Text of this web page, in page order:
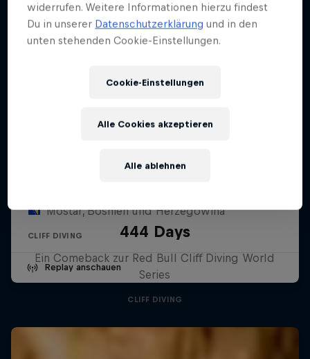
Mostar, Bosnien und Herzegowina
CLIFF DIVING
Replay anschauen
444 Days
Ein Comeback zur Red Bull Cliff Diving World
Series
CLIFF DIVING
widerrufen. Weitere Informationen hierzu findest
Du in unserer Datenschutzerklärung und in den
unten stehenden Cookie-Einstellungen.
Cookie-Einstellungen
Alle ablehnen
Alle Cookies akzeptieren